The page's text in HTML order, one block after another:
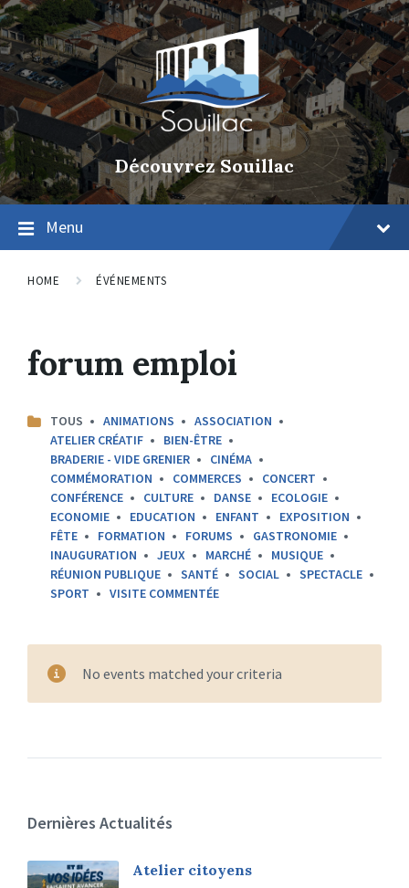
Découvrez Souillac
Menu
HOME ÉVÉNEMENTS
forum emploi
CATEGORIES:
TOUS ANIMATIONS
ASSOCIATION
ATELIER CRÉATIF
BIEN-ÊTRE
BRADERIE - VIDE GRENIER
CINÉMA
COMMÉMORATION
COMMERCES
CONCERT
CONFÉRENCE
CULTURE DANSE
ECOLOGIE
ECONOMIE
EDUCATION ENFANT
EXPOSITION
FÊTE
FORMATION FORUMS
GASTRONOMIE
INAUGURATION
JEUX MARCHÉ
MUSIQUE
RÉUNION PUBLIQUE
SANTÉ SOCIAL
SPECTACLE
SPORT
VISITE COMMENTÉE
No events matched your criteria
Dernières Actualités
Atelier citoyens